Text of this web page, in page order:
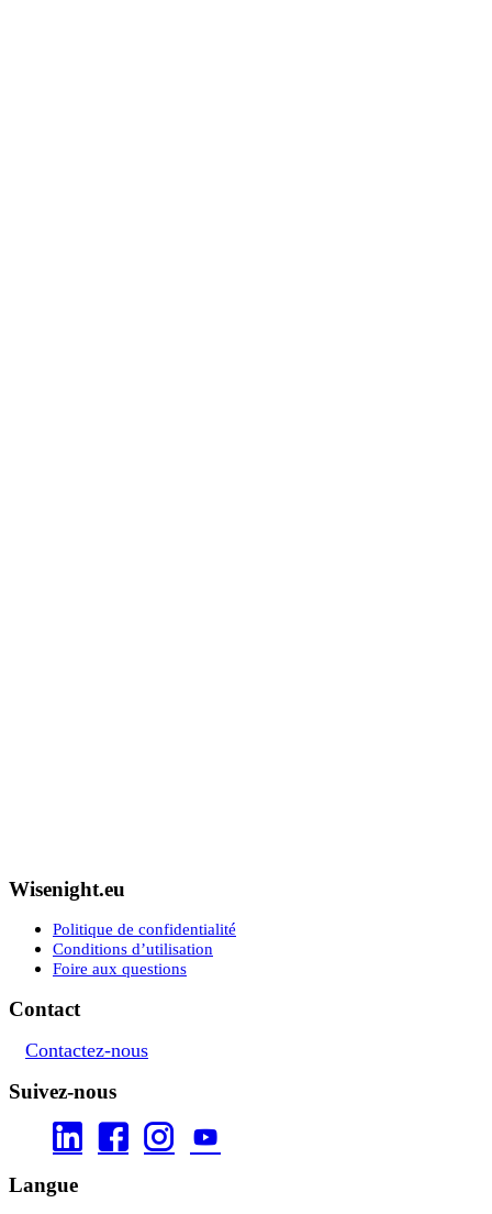
Wisenight.eu
Politique de confidentialité
Conditions d’utilisation
Foire aux questions
Contact
Contactez-nous
Suivez-nous
   
Langue